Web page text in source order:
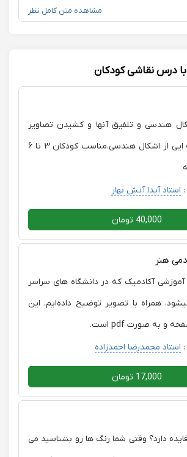
های پیچیده برسیم... من واقعا از شما
و حوصله و مهارت بالاتون و انتقال عالی
به کار کردن با خانم اسدی شک نکنید:)
مشاهده متن کامل نظر
درس نقاشی کودکان
هندسی و تلفیق آنها و کشیدن تصاویر
جدید با مجموعه ایی از اشکال هندسی.مناسب کودکان ۳ تا ۶
استاد آیدا آتش بهار
40,000 تومان
هنر
آموزشی آکادمیک که در دانشگاه های سراسر
همراه با تصویر توضیح داده‌ایم. این
استاد محمدرضا احمدزاده
17,000 تومان
دارد؟ وقتی شما رنگ ها رو بشناسید می